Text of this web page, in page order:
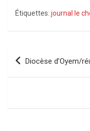
Étiquettes: journal le
Navigation
Diocèse d’Oyem/